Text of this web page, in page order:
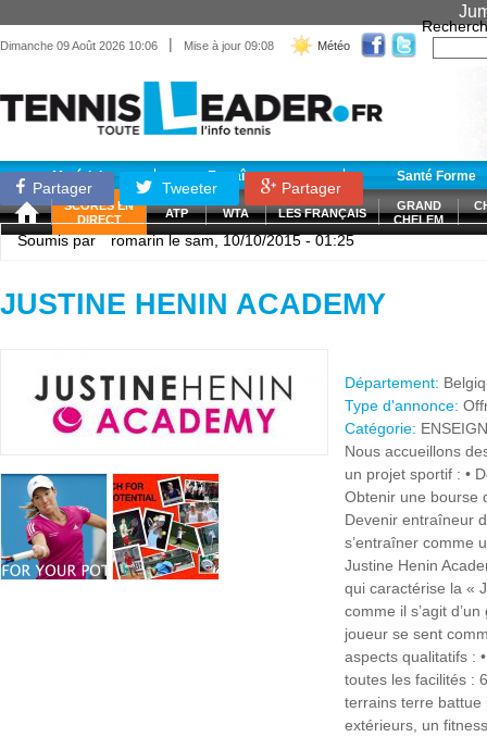
Dimanche 09 Août 2026 10:06 | Mise à jour 09:08 Météo
Matériel Entraînement Santé Forme
SCORES EN
DIRECT
ATP WTA LES FRANÇAIS
GRAND
CHELEM
Partager Tweeter Partager
Soumis par romarinle sam, 10/10/2015 - 01:25
JUSTINE HENIN ACADEMY
Département:
Type d'annonce:
Catégorie:
Nous accueillons
un projet sportif : •
Obtenir une bourse
Devenir entraîneur
s’entraîner comme
Justine Henin
qui caractérise la «
comme il s’agit
joueur se sent
aspects qualitatifs :
toutes les facilités :
terrains terre
extérieurs, un